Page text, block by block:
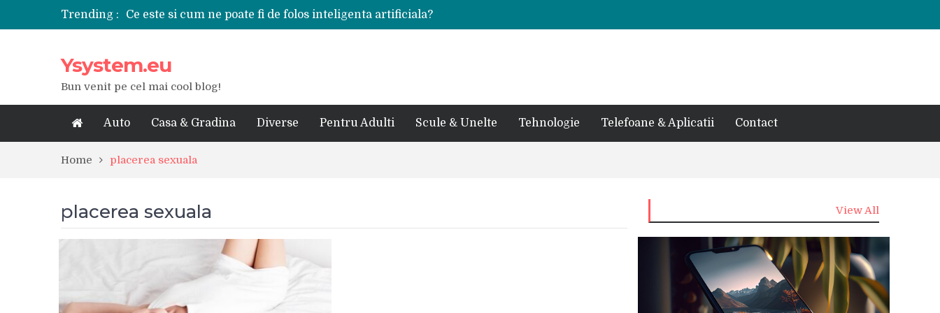
Trending :
Ce este si cum ne poate fi de folos inteligenta artificiala?
Tipuri de polizoare de care este nevoie intr-un atelier
De ce poate fi riscant consumul de bauturi alcoolice?
Ce marca auto sa aleg dintre Mercedes, Audi si BMW?
Merita sa aleg un gard din fier forjat pentru curtea casei?
Cele mai bune smartphone-uri lansate in anul 2024
Modul in care a evoluat tehnologia in ultimul secol
iPhone 16Pro Max sau Samsung Galaxy S24 Ultra?
Ysystem.eu
Bun venit pe cel mai cool blog!
Auto Casa & Gradina Diverse Pentru Adulti Scule & Unelte Tehnologie Telefoane & Aplicatii Contact
Home placerea sexuala
placerea sexuala View All